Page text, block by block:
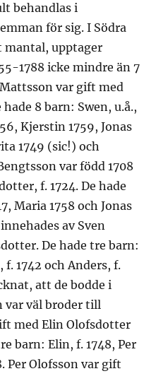
behandlas i
för sig. I Södra
upptager
1788 icke mindre än 7
var gift med
8 barn: Swen, u.å.,
Kjerstin 1759, Jonas
1749 (sic!) och
var född 1708
f. 1724. De hade
Maria 1758 och Jonas
av Sven
De hade tre barn:
1742 och Anders, f.
att de bodde i
var väl broder till
med Elin Olofsdotter
barn: Elin, f. 1748, Per
Per Olofsson var gift